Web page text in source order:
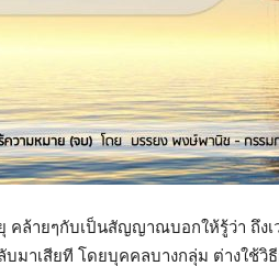
คล้ายๆกับเป็นสัญญาณบอกให้รว่า ถึง
บมาเสียที โดยบุคคลบางกลุ่ม ต่างใช้วิ